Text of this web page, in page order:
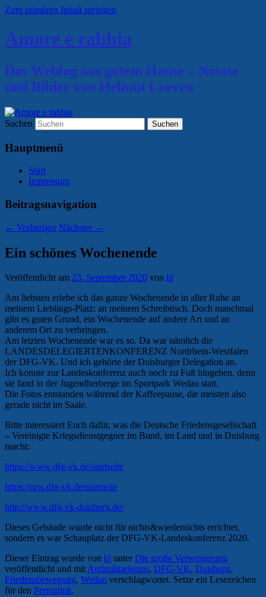
Zum primären Inhalt springen
Amore e rabbia
Das Weblog aus gutem Hause – Notate
und Bilder von Helmut Loeven
Suchen
Hauptmenü
Start
Impressum
Beitragsnavigation
← Vorheriger Nächster →
Ein schönes Wochenende
Veröffentlicht am 23. September 2020 von hl
Am liebsten erlebe ich das ganze Wochenende in aller Ruhe an
meinem Lieblings-Platz: an meinem Schreibtisch. Doch manchmal
gibt es guten Grund, ein Wochenende auf andere Art und an
anderem Ort zu verbringen.
Am letzten Wochenende war es so. Da war nämlich die
LANDESDELEGIERTENKONFERENZ Nordrhein-Westfalen
der DFG-VK. Und ich gehörte der Duisburger Delegation an.
Ich konnte zur Landeskonferenz auch noch zu Fuß hingehen, denn
sie fand in der Jugendherberge im Sportpark Wedau statt.
Die Fotos entstanden während der Kaffeepause, die meisten also
gerade nicht im Saale.
Bitte interessiert Euch dafür, was die Deutsche Friedensgesellschaft
– Vereinigte Kriegsdienstgegner im Bund, im Land und in Duisburg
macht:
https://www.dfg-vk.de/startseite
https://nrw.dfg-vk.de/startseite
http://www.dfg-vk-duisburg.de/
Dieses Gebäude wurde nicht für nichts&wiedernichts errichtet,
sondern es war Schauplatz der DFG-VK-Landeskonferenz 2020.
Dieser Eintrag wurde von hl unterDie große Verweigerung
veröffentlicht und mitAntimilitarismus, DFG-VK, Duisburg,
Friedensbewegung, Wedau verschlagwortet. Setze ein Lesezeichen
für den Permalink.